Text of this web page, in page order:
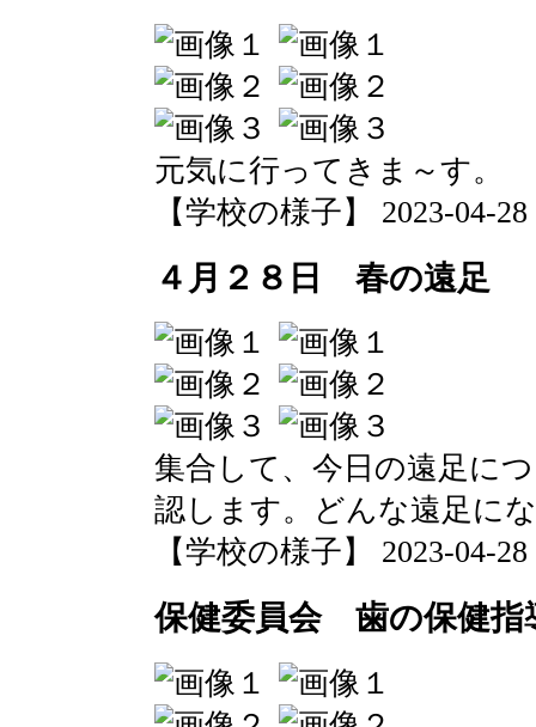
元気に行ってきま～す。
【学校の様子】 2023-04-
４月２８日 春の遠足
集合して、今日の遠足に
認します。どんな遠足に
【学校の様子】 2023-04-
保健委員会 歯の保健指